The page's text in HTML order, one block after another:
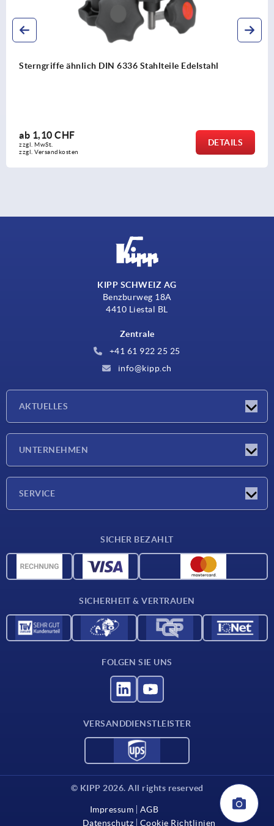
Sterngriffe ähnlich DIN 6336 Stahlteile Edelstahl
ab 1,10 CHF
zzgl. MwSt.
zzgl. Versandkosten
DETAILS
KIPP SCHWEIZ AG
Benzburweg 18A
4410 Liestal BL
Zentrale
+41 61 922 25 25
info@kipp.ch
AKTUELLES
UNTERNEHMEN
SERVICE
CAD-Daten
SICHER BEZAHLT
SICHERHEIT & VERTRAUEN
FOLGEN SIE UNS
VERSANDDIENSTLEISTER
© KIPP 2026. All rights reserved
Impressum
AGB
Datenschutz
Cookie Richtlinien